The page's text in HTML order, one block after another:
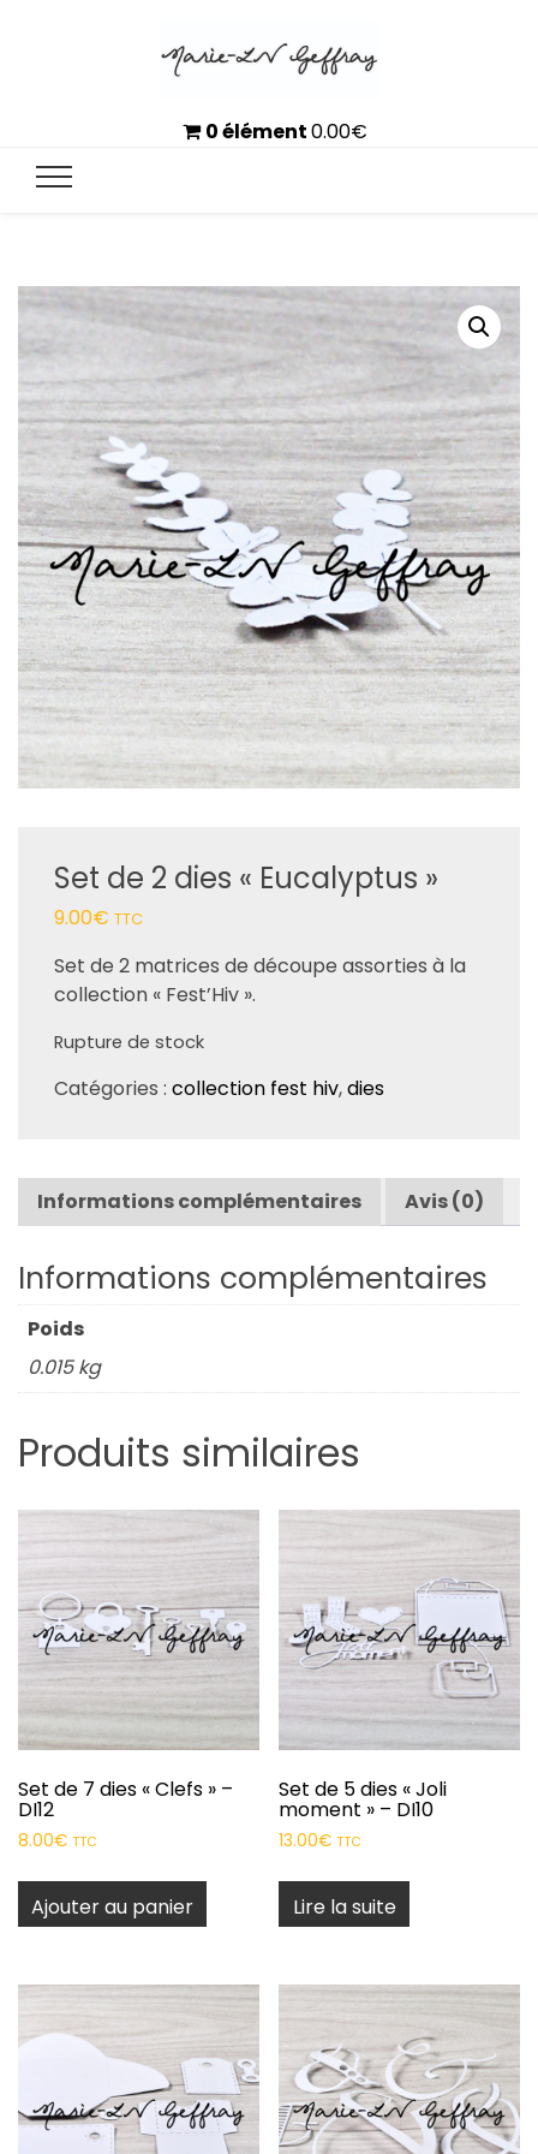
0 élément0.00€
Set de 2 dies « Eucalyptus »
9.00€ TTC
Set de 2 matrices de découpe assorties à la
collection « Fest’Hiv ».
Rupture de stock
Catégories : collection fest hiv,dies
Informations complémentaires Avis (0)
Informations complémentaires
Poids
0.015 kg
Produits similaires
Set de 7 dies « Clefs » –
DI12
8.00€ TTC
Ajouter au panier
Set de 5 dies « Joli
moment » – DI10
13.00€ TTC
Lire la suite